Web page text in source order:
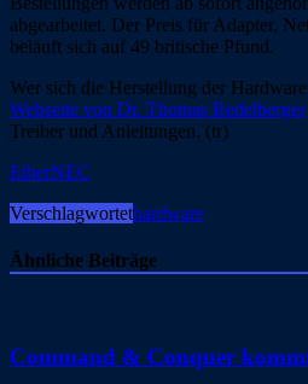
abgearbeitet. Der Preis für Adapter,
beläuft sich auf 49 britische Pfund.
Wer sich die Herstellung der
Webseite von Dr. Thomas Redelberger
Treiber und Anleitungen. (tr)
EtherNEC
Verschlagwortethardware
Ähnliche Beiträge
Command & Conquer